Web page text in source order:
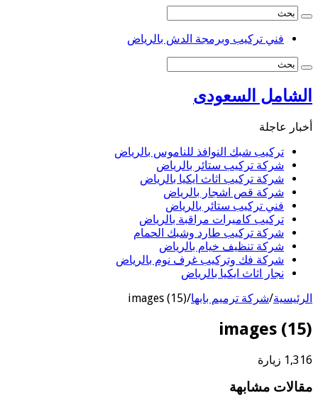
فني تركيب وبرمجة الدش بالرياض
الشامل السعودى
أخبار عاجلة
تركيب شبك النوافذ للناموس بالرياض
شركة تركيب ستائر بالرياض
شركة تركيب اثاث ايكيا بالرياض
شركة قص اشجار بالرياض
فني تركيب ستائر بالرياض
تركيب كاميرات مراقبة بالرياض
شركة تركيب طارد وشبك الحمام
شركة تنظيف خيام بالرياض
شركة فك وتركيب غرف نوم بالرياض
نجار اثاث ايكيا بالرياض
الرئيسية/شركة ترميم بابها/
images (15)
images (15)
1,316 زيارة
مقالات مشابهة